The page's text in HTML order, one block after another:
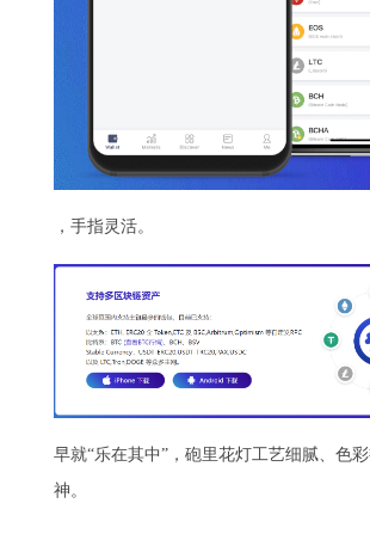
，手指灵活。
早就“乐在其中”，砲里花灯工艺细腻、色
神。